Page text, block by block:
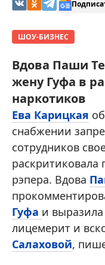
ШОУ-БИЗНЕС
Вдова Паши
жену Гуфа в
наркотиков
Ева Карицкая
снабжении
сотрудников
раскритиковала
рэпера. Вдова
Гуфа и
лицемерит и
Салаховой,